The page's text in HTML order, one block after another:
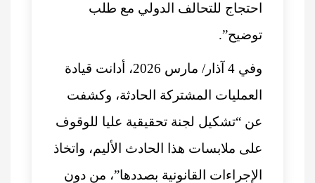
احتجاج للتحالف الدولي مع طلب
توضيح”.
وفي 4 آذار/ مارس 2026، أدانت قيادة
العمليات المشتركة الحادثة، وكشفت
عن “تشكيل لجنة تحقيقية عليا للوقوف
على ملابسات هذا الحادث الأليم، واتخاذ
الإجراءات القانونية بصددها”، من دون